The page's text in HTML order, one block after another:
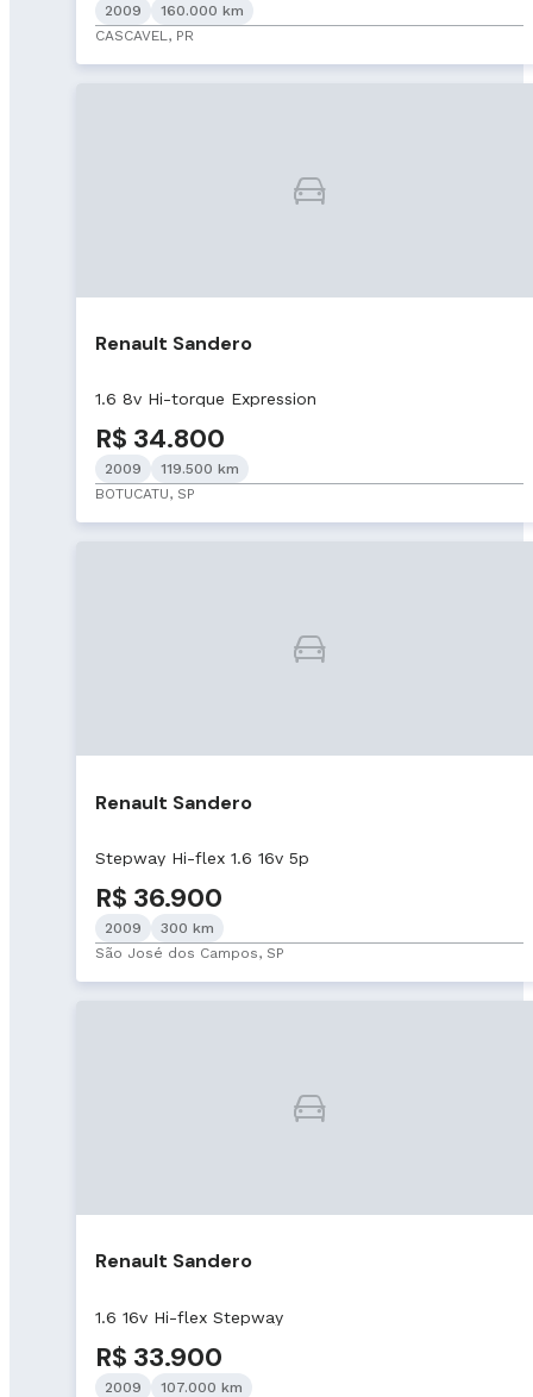
2009
160.000 km
CASCAVEL, PR
Renault Sandero
1.6 8v Hi-torque Expression
R$ 34.800
2009
119.500 km
BOTUCATU, SP
Renault Sandero
Stepway Hi-flex 1.6 16v 5p
R$ 36.900
2009
300 km
São José dos Campos, SP
Renault Sandero
1.6 16v Hi-flex Stepway
R$ 33.900
2009
107.000 km